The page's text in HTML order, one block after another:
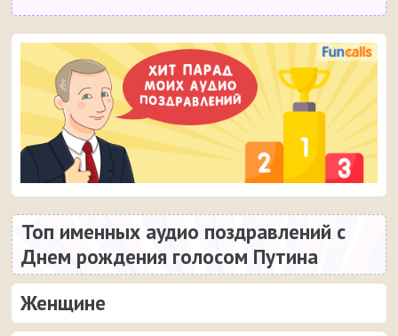
Топ именных аудио поздравлений с
Днем рождения голосом Путина
Женщине